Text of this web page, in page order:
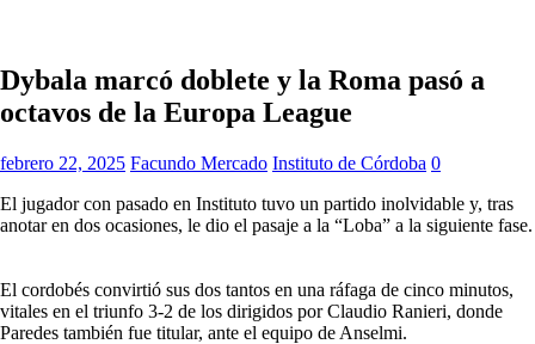
Dybala marcó doblete y la Roma pasó a
octavos de la Europa League
febrero 22, 2025 Facundo Mercado Instituto de Córdoba 0
El jugador con pasado en Instituto tuvo un partido inolvidable y, tras
anotar en dos ocasiones, le dio el pasaje a la “Loba” a la siguiente fase.
El cordobés convirtió sus dos tantos en una ráfaga de cinco minutos,
vitales en el triunfo 3-2 de los dirigidos por Claudio Ranieri, donde
Paredes también fue titular, ante el equipo de Anselmi.